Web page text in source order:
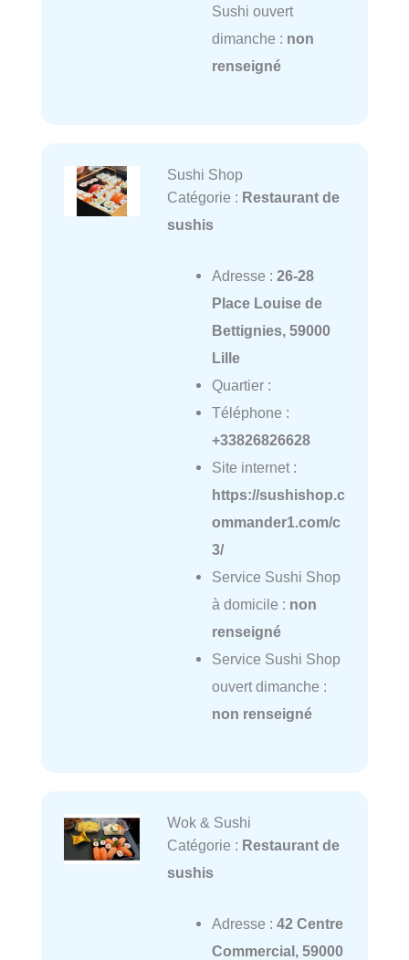
Sushi ouvert
dimanche : non
renseigné
Sushi Shop
Catégorie : Restaurant de
sushis
Adresse : 26-28
Place Louise de
Bettignies, 59000
Lille
Quartier :
Téléphone :
+33826826628
Site internet :
https://sushishop.c
ommander1.com/c
3/
Service Sushi Shop
à domicile : non
renseigné
Service Sushi Shop
ouvert dimanche :
non renseigné
Wok & Sushi
Catégorie : Restaurant de
sushis
Adresse : 42 Centre
Commercial, 59000